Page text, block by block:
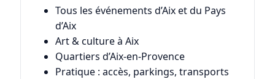
Tous les événements d’Aix et du Pays
d’Aix
Art & culture à Aix
Quartiers d’Aix-en-Provence
Pratique : accès, parkings, transports